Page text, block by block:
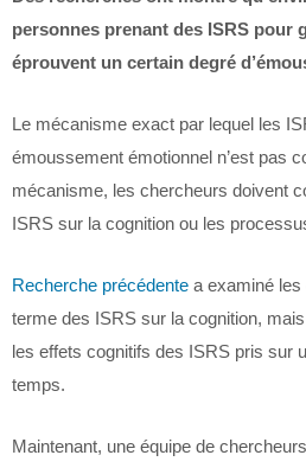
personnes prenant des ISRS pour
éprouvent un certain degré
Le mécanisme exact par lequel les
émoussement émotionnel n’est pas
mécanisme, les chercheurs doivent
ISRS sur la cognition ou les
Recherche précédente a examiné les
terme des ISRS sur la cognition,
les effets cognitifs des ISRS pris sur
temps.
Maintenant, une équipe de